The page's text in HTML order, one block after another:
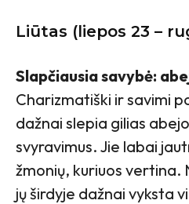
Liūtas (liepos 23 –
Slapčiausia savybė:
Charizmatiški ir savimi
dažnai slepia gilias
svyravimus. Jie labai
žmonių, kuriuos
jų širdyje dažnai vyksta